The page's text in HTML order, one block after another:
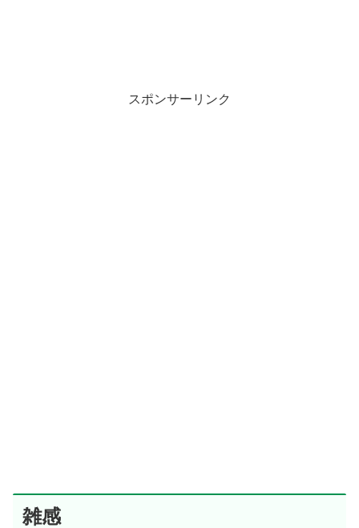
スポンサーリンク
雑感